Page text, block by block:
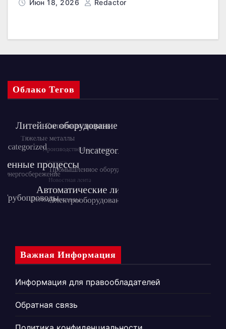
Июн 18, 2026 Redactor
Облако Тегов
Важная Информация
Информация для правообладателей
Обратная связь